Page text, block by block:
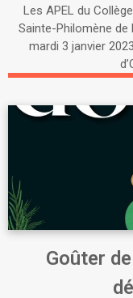
Les APEL du
Sainte-Philomène
mardi 3 janvier
Goûter